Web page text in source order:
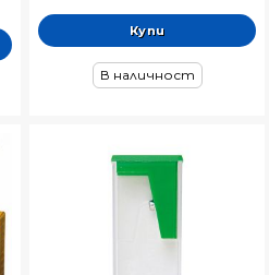
В наличност